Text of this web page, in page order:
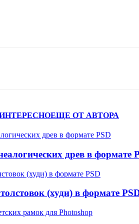
ЕЩЕ ОТ АВТОРА
древ в формате
(худи) в формате